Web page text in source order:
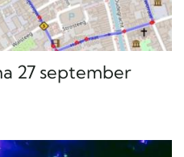
27 september